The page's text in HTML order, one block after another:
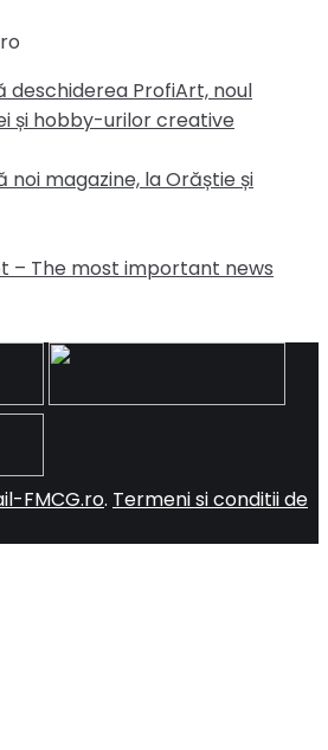
deschiderea ProfiArt, noul
și hobby-urilor creative
noi magazine, la Orăștie și
– The most important news
FMCG.ro. Termeni si conditii de